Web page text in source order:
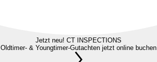
Jetzt neu! CT INSPECTIONS
Oldtimer- & Youngtimer-Gutachten jetzt online buchen